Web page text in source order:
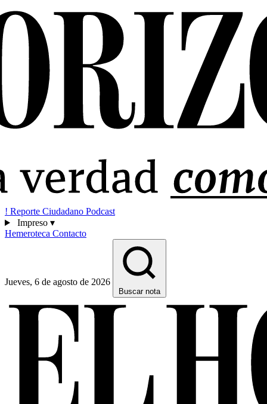
! Reporte Ciudadano Podcast
Impreso ▾
Hemeroteca Contacto
Jueves, 6 de agosto de 2026
Buscar nota